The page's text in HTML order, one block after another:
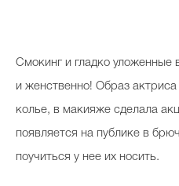
Бьютихакер / Мама-хакер
Выбор визажистов
Смокинг и гладко уложенные
и женственно! Образ
колье, в макияже сделала
появляется на публике в
поучиться у нее их носить.